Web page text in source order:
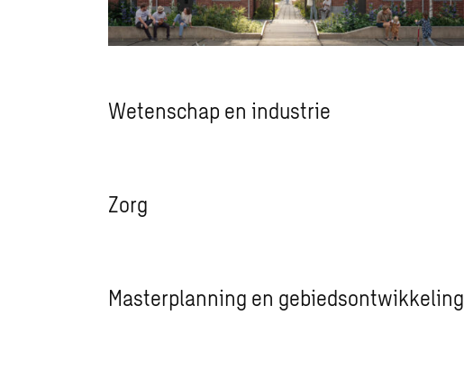
Wetenschap en industrie
Zorg
Masterplanning en gebiedsontwikkeling